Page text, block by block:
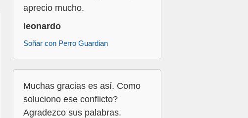
aprecio mucho.
leonardo
Soñar con Perro Guardian
Muchas gracias es así. Como
soluciono ese conflicto?
Agradezco sus palabras.